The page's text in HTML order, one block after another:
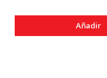
Añadir